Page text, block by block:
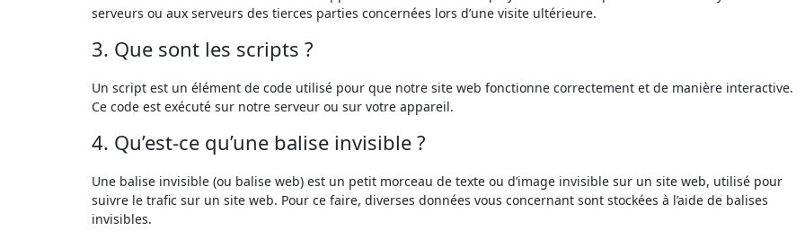
serveurs ou aux serveurs des tierces parties concernées lors d’une visite ultérieure.
3. Que sont les scripts ?
Un script est un élément de code utilisé pour que notre site web fonctionne correctement et de manière interactive.
Ce code est exécuté sur notre serveur ou sur votre appareil.
4. Qu’est-ce qu’une balise invisible ?
Une balise invisible (ou balise web) est un petit morceau de texte ou d’image invisible sur un site web, utilisé pour
suivre le trafic sur un site web. Pour ce faire, diverses données vous concernant sont stockées à l’aide de balises
invisibles.